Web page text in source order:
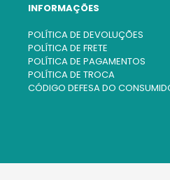
INFORMAÇÕES
POLÍTICA DE DEVOLUÇÕES
POLÍTICA DE FRETE
POLÍTICA DE PAGAMENTOS
POLÍTICA DE TROCA
CÓDIGO DEFESA DO